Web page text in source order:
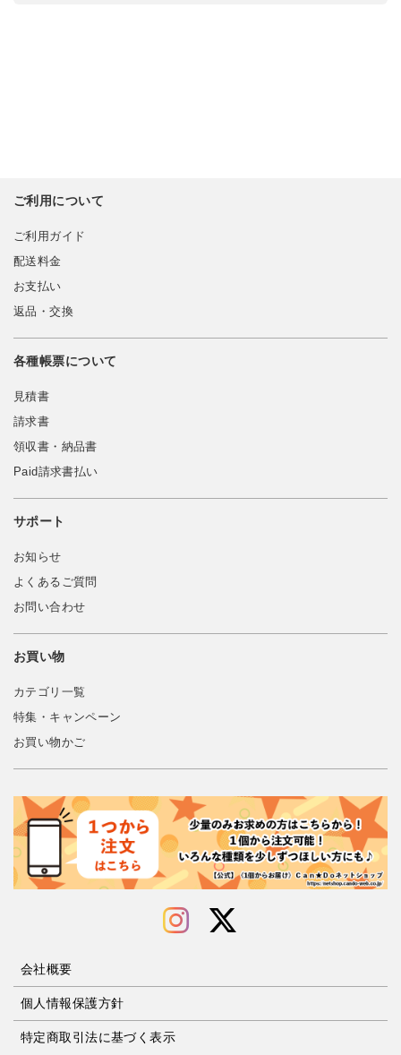
ご利用について
ご利用ガイド
配送料金
お支払い
返品・交換
各種帳票について
見積書
請求書
領収書・納品書
Paid請求書払い
サポート
お知らせ
よくあるご質問
お問い合わせ
お買い物
カテゴリ一覧
特集・キャンペーン
お買い物かご
会社概要
個人情報保護方針
特定商取引法に基づく表示